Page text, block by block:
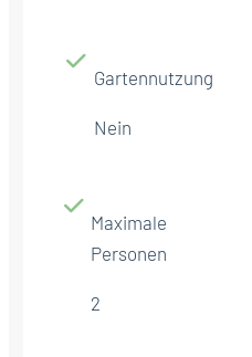
Gartennutzung
Nein
Maximale
Personen
2